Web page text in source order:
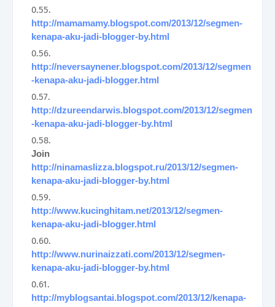
http://mamamamy.blogspot.com/2013/12/segmen-
kenapa-aku-jadi-blogger-by.html
http://neversaynener.blogspot.com/2013/12/segmen
-kenapa-aku-jadi-blogger.html
http://dzureendarwis.blogspot.com/2013/12/segmen
-kenapa-aku-jadi-blogger-by.html
Join
http://ninamaslizza.blogspot.ru/2013/12/segmen-
kenapa-aku-jadi-blogger-by.html
http://www.kucinghitam.net/2013/12/segmen-
kenapa-aku-jadi-blogger.html
http://www.nurinaizzati.com/2013/12/segmen-
kenapa-aku-jadi-blogger-by.html
http://myblogsantai.blogspot.com/2013/12/kenapa-